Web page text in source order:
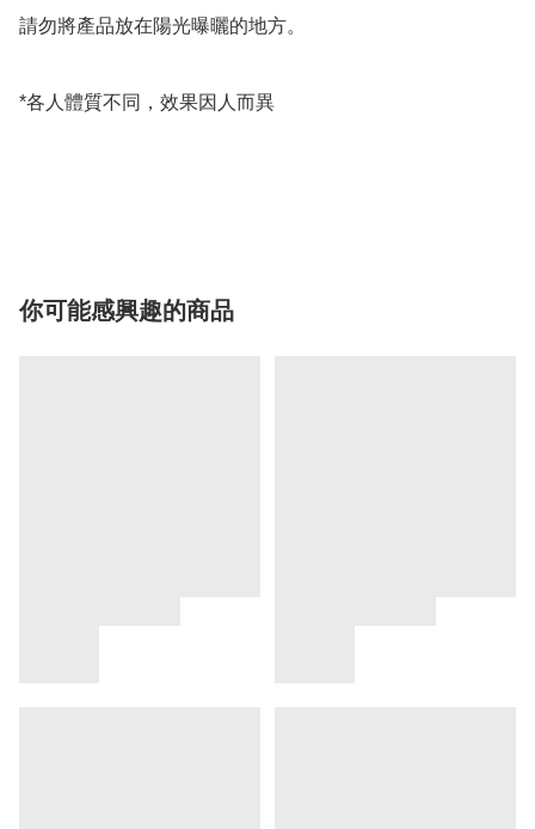
請勿將產品放在陽光曝曬的地方。
*各人體質不同，效果因人而異
你可能感興趣的商品